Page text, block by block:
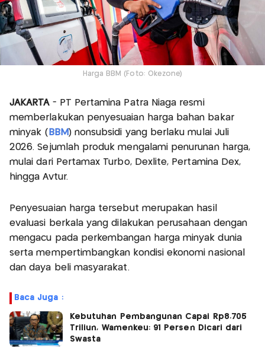
Harga BBM (Foto: Okezone)
JAKARTA- PT Pertamina Patra Niaga resmi
memberlakukan penyesuaian harga bahan bakar
minyak ( BBM ) nonsubsidi yang berlaku mulai Juli
2026. Sejumlah produk mengalami penurunan harga,
mulai dari Pertamax Turbo, Dexlite, Pertamina Dex,
hingga Avtur.
Penyesuaian harga tersebut merupakan hasil
evaluasi berkala yang dilakukan perusahaan dengan
mengacu pada perkembangan harga minyak dunia
serta mempertimbangkan kondisi ekonomi nasional
dan daya beli masyarakat.
Baca Juga :
Kebutuhan Pembangunan Capai Rp8.705
Triliun, Wamenkeu: 91 Persen Dicari dari
Swasta